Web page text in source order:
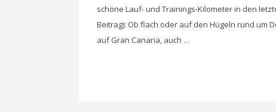
schöne Lauf- und Trainings-Kilometer in den
Beitrag): Ob flach oder auf den Hügeln rund um
auf Gran Canaria, auch …